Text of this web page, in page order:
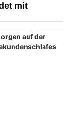
mit
auf der